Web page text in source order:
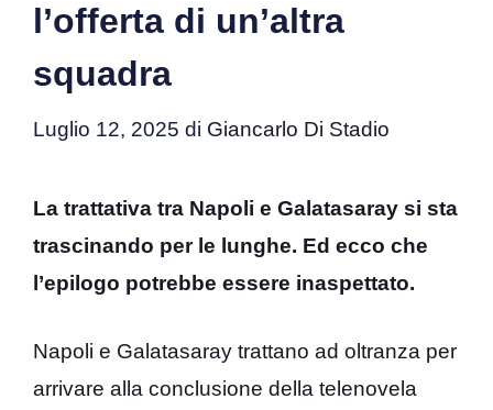
l’offerta di un’altra
squadra
Luglio 12, 2025 di Giancarlo Di Stadio
La trattativa tra Napoli e Galatasaray si sta
trascinando per le lunghe. Ed ecco che
l’epilogo potrebbe essere inaspettato.
Napoli e Galatasaray trattano ad oltranza per
arrivare alla conclusione della telenovela